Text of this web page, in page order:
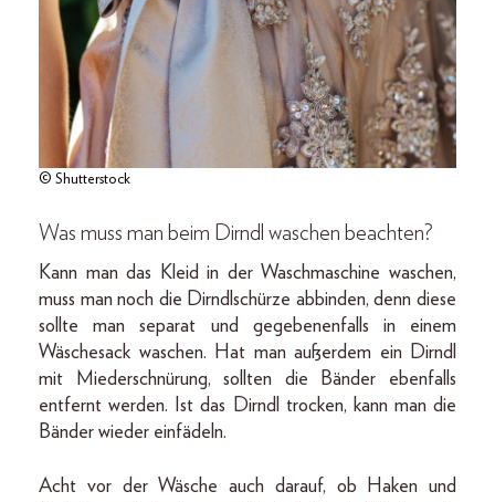
© Shutterstock
Was muss man beim Dirndl waschen beachten?
Kann man das Kleid in der Waschmaschine waschen,
muss man noch die Dirndlschürze abbinden, denn diese
sollte man separat und gegebenenfalls in einem
Wäschesack waschen. Hat man außerdem ein Dirndl
mit Miederschnürung, sollten die Bänder ebenfalls
entfernt werden. Ist das Dirndl trocken, kann man die
Bänder wieder einfädeln.
Acht vor der Wäsche auch darauf, ob Haken und